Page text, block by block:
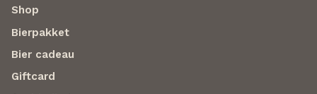
Shop
Bierpakket
Bier cadeau
Giftcard